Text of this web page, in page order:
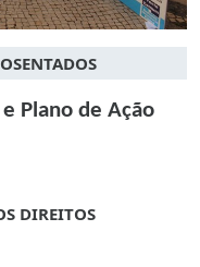
Plano de Ação
DIREITOS